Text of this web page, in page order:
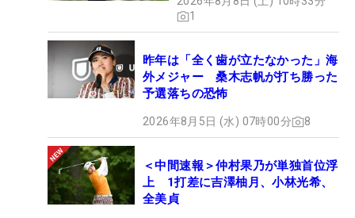
1
昨年は「全く歯が立たなかった」海
外メジャー 桑木志帆が打ち勝った
予選落ちの恐怖
2026年8月5日 (水) 07時00分 8
＜中間速報＞仲村果乃が単独首位浮
上 1打差に吉澤柚月、小林光希、
全美貞